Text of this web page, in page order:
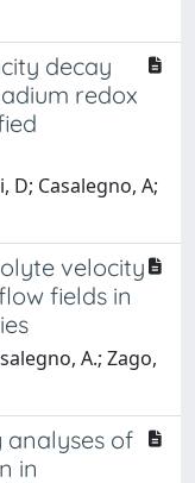
decay
redox
D; Casalegno, A;
velocity
fields in
A.; Zago,
analyses of
in